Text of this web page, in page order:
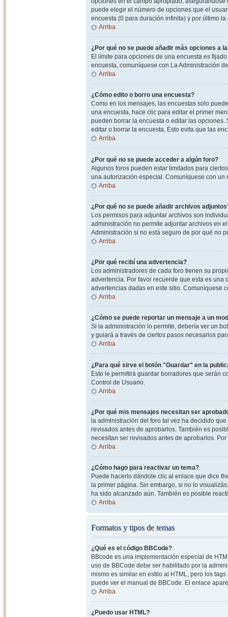
puede elegir el número de opciones que el
encuesta (0 para duración infinita) y por último
Arriba
¿Por qué no se puede añadir más opciones a
El límite para opciones de una encuesta es
encuesta, comuníquese con La Administración
Arriba
¿Cómo edito o borro una encuesta?
Como en los mensajes, las encuestas solo
una encuesta, hace clic para editar el primer
pueden borrar la encuesta o editar las
editar o borrar la encuesta. Esto evita que las
Arriba
¿Por qué no se puede acceder a algún foro?
Algunos foros pueden estar limitados para
una autorización especial. Comuníquese con
Arriba
¿Por qué no se puede añadir archivos
Los permisos para adjuntar archivos son
administración no permite adjuntar archivos en
Administración si no está seguro de por qué no
Arriba
¿Por qué recibí una advertencia?
Los administradores de cada foro tienen su
advertencia. Por favor recuerde que esta es
advertencias dadas en este sitio. Comuníquese
Arriba
¿Cómo se puede reportar un mensaje a un
Si la administración lo permite, debería ver un
y guiará a través de ciertos pasos necesarios
Arriba
¿Para qué sirve el botón "Guardar" en la
Esto le permitirá guardar borradores que serán
Control de Usuario.
Arriba
¿Por qué mis mensajes necesitan ser
la administración del foro tal vez ha decidido
revisados antes de aprobarlos. También es
necesitan ser revisados antes de aprobarlos.
Arriba
¿Cómo hago para reactivar un tema?
Puede hacerlo dándole clic al enlace que dice
la primer página. Sin embargo, si no lo
ha sido alcanzado aún. También es posible
Arriba
Formatos y tipos de temas
¿Qué es el código BBCode?
BBcode es una implementación especial de
uso de BBCode debe ser habilitado por la
mismo es similar en estilo al HTML, pero los
puede ver el manual de BBCode. El enlace
Arriba
¿Puedo usar HTML?